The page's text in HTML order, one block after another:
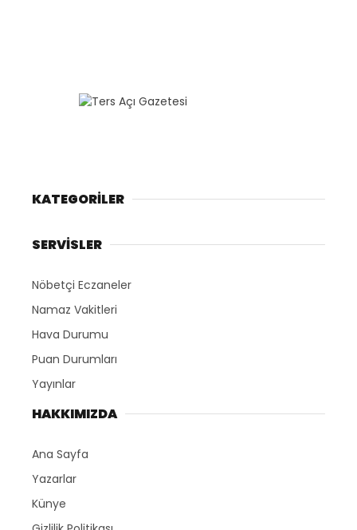
KATEGORİLER
SERVİSLER
Nöbetçi Eczaneler
Namaz Vakitleri
Hava Durumu
Puan Durumları
Yayınlar
HAKKIMIZDA
Ana Sayfa
Yazarlar
Künye